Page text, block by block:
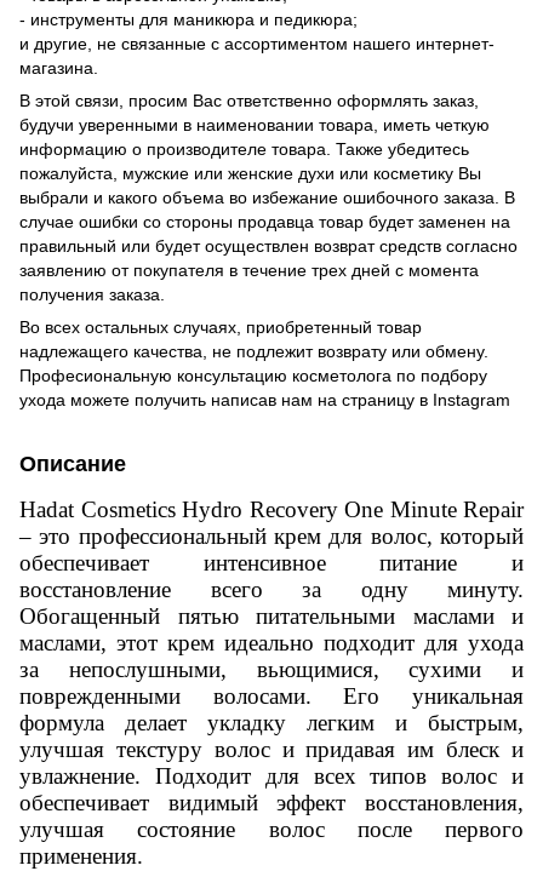
- инструменты для маникюра и педикюра;
и другие, не связанные с ассортиментом нашего интернет-
магазина.
В этой связи, просим Вас ответственно оформлять заказ,
будучи уверенными в наименовании товара, иметь четкую
информацию о производителе товара. Также убедитесь
пожалуйста, мужские или женские духи или косметику Вы
выбрали и какого объема во избежание ошибочного заказа. В
случае ошибки со стороны продавца товар будет заменен на
правильный или будет осуществлен возврат средств согласно
заявлению от покупателя в течение трех дней с момента
получения заказа.
Во всех остальных случаях, приобретенный товар
надлежащего качества, не подлежит возврату или обмену.
Професиональную консультацию косметолога по подбору
ухода можете получить написав нам на страницу в Instagram
Описание
Hadat Cosmetics Hydro Recovery One Minute Repair
– это профессиональный крем для волос, который
обеспечивает интенсивное питание и
восстановление всего за одну минуту.
Обогащенный пятью питательными маслами и
маслами, этот крем идеально подходит для ухода
за непослушными, вьющимися, сухими и
поврежденными волосами. Его уникальная
формула делает укладку легким и быстрым,
улучшая текстуру волос и придавая им блеск и
увлажнение. Подходит для всех типов волос и
обеспечивает видимый эффект восстановления,
улучшая состояние волос после первого
применения.